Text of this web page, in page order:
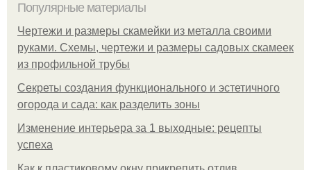
Популярные материалы
Чертежи и размеры скамейки из металла своими
руками. Схемы, чертежи и размеры садовых скамеек
из профильной трубы
Секреты создания функционального и эстетичного
огорода и сада: как разделить зоны
Изменение интерьера за 1 выходные: рецепты
успеха